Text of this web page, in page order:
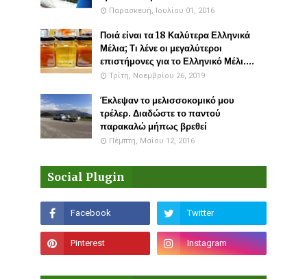
Παρασκευή, Ιουλίου 01, 2016
Ποιά είναι τα 18 Καλύτερα Ελληνικά
Μέλια; Τι λένε οι μεγαλύτεροι
επιστήμονες για το Ελληνικό Μέλι....
Τρίτη, Νοεμβρίου 26, 2019
Έκλεψαν το μελισσοκομικό μου
τρέλερ. Διαδώστε το παντού
παρακαλώ μήπως βρεθεί
Πέμπτη, Μαΐου 12, 2016
Social Plugin